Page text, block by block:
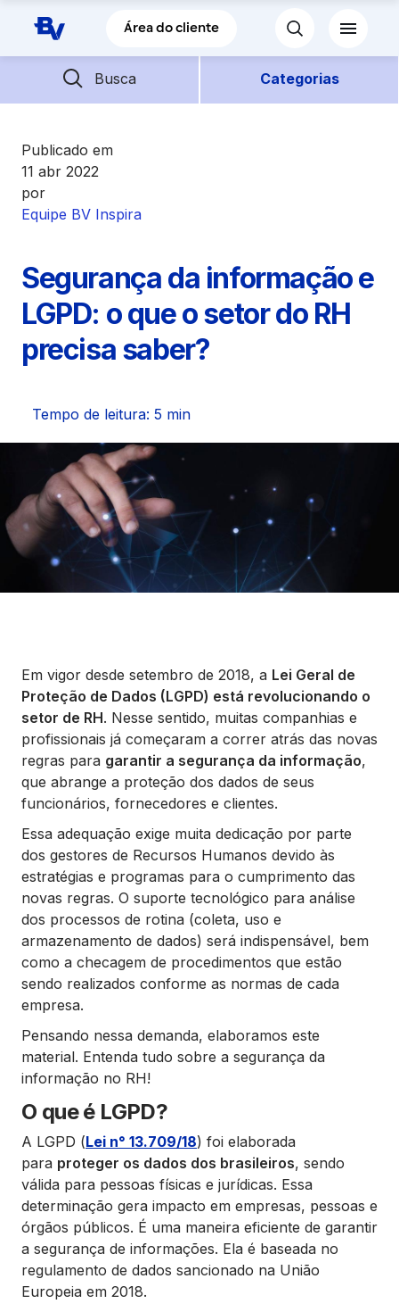
Pular para o Conteúdo principal
Área do cliente
Busca Categorias
Barra de busca
Descubra mais conteúdos
Empréstimos
Financiamentos
Futuro
Parceiros BV
Vida Financeira
Canais Digitais
Publicado em
11 abr 2022
por
Equipe BV Inspira
Segurança da informação e
LGPD: o que o setor do RH
precisa saber?
Tempo de leitura: 5 min
Em vigor desde setembro de 2018, a Lei Geral de
Proteção de Dados (LGPD) está revolucionando o
setor de RH. Nesse sentido, muitas companhias e
profissionais já começaram a correr atrás das novas
regras para garantir a segurança da informação,
que abrange a proteção dos dados de seus
funcionários, fornecedores e clientes.
Essa adequação exige muita dedicação por parte
dos gestores de Recursos Humanos devido às
estratégias e programas para o cumprimento das
novas regras. O suporte tecnológico para análise
dos processos de rotina (coleta, uso e
armazenamento de dados) será indispensável, bem
como a checagem de procedimentos que estão
sendo realizados conforme as normas de cada
empresa.
Pensando nessa demanda, elaboramos este
material. Entenda tudo sobre a segurança da
informação no RH!
O que é LGPD?
A LGPD (Lei n° 13.709/18) foi elaborada
para proteger os dados dos brasileiros, sendo
válida para pessoas físicas e jurídicas. Essa
determinação gera impacto em empresas, pessoas e
órgãos públicos. É uma maneira eficiente de garantir
a segurança de informações. Ela é baseada no
regulamento de dados sancionado na União
Europeia em 2018.